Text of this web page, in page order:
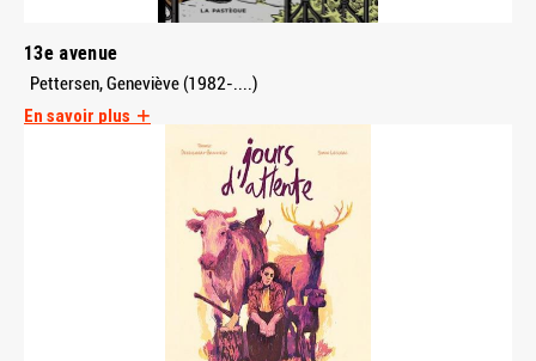
13e avenue
Pettersen, Geneviève (1982-....)
En savoir plus